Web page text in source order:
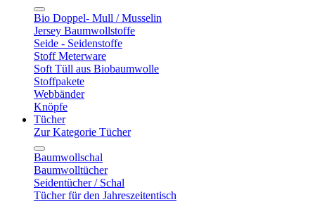
Bio Doppel- Mull / Musselin
Jersey Baumwollstoffe
Seide - Seidenstoffe
Stoff Meterware
Soft Tüll aus Biobaumwolle
Stoffpakete
Webbänder
Knöpfe
Tücher
Zur Kategorie Tücher
Baumwollschal
Baumwolltücher
Seidentücher / Schal
Tücher für den Jahreszeitentisch